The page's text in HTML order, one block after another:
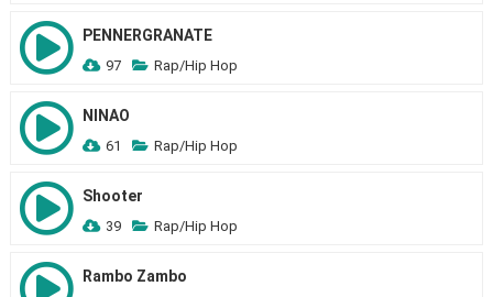
PENNERGRANATE
97 Rap/Hip Hop
NINAO
61 Rap/Hip Hop
Shooter
39 Rap/Hip Hop
Rambo Zambo